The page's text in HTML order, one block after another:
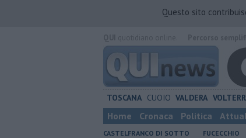
Questo sito
TOSCANA CUOIO VALDERA
Home Cronaca Politica
CASTELFRANCO DI SOTTO FUCECCHIO